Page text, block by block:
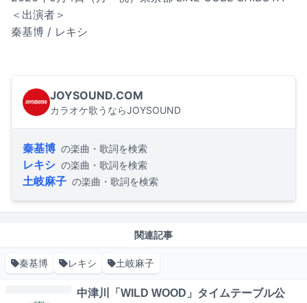
＜出演者＞
秦基博 / レキシ
JOYSOUND.COM
カラオケ歌うならJOYSOUND
秦基博 の楽曲・歌詞を検索
レキシ の楽曲・歌詞を検索
土岐麻子 の楽曲・歌詞を検索
関連記事
秦基博 レキシ 土岐麻子
中津川「WILD WOOD」タイムテーブル公